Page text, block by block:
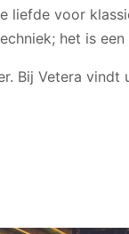
voor
het is
Bij Vetera